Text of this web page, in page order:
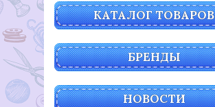
КАТАЛОГ ТОВАРОВ
БРЕНДЫ
НОВОСТИ